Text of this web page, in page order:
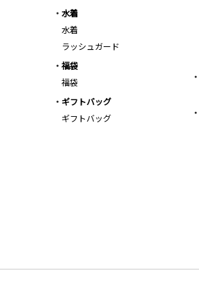
水着
水着
ラッシュガード
福袋
福袋
ギフトバッグ
ギフトバッグ